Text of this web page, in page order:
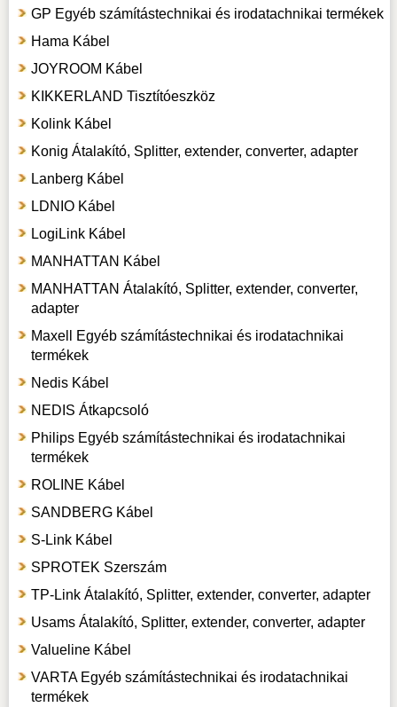
GP Egyéb számítástechnikai és irodatachnikai termékek
Hama Kábel
JOYROOM Kábel
KIKKERLAND Tisztítóeszköz
Kolink Kábel
Konig Átalakító, Splitter, extender, converter, adapter
Lanberg Kábel
LDNIO Kábel
LogiLink Kábel
MANHATTAN Kábel
MANHATTAN Átalakító, Splitter, extender, converter,
adapter
Maxell Egyéb számítástechnikai és irodatachnikai
termékek
Nedis Kábel
NEDIS Átkapcsoló
Philips Egyéb számítástechnikai és irodatachnikai
termékek
ROLINE Kábel
SANDBERG Kábel
S-Link Kábel
SPROTEK Szerszám
TP-Link Átalakító, Splitter, extender, converter, adapter
Usams Átalakító, Splitter, extender, converter, adapter
Valueline Kábel
VARTA Egyéb számítástechnikai és irodatachnikai
termékek